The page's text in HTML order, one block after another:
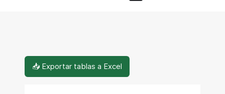
📥 Exportar tablas a Excel